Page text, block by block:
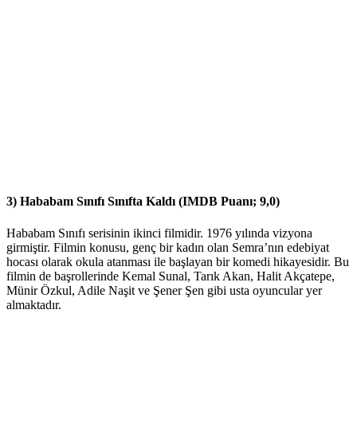
3) Hababam Sınıfı Sınıfta Kaldı (IMDB Puanı; 9,0)
Hababam Sınıfı serisinin ikinci filmidir. 1976 yılında vizyona
girmiştir. Filmin konusu, genç bir kadın olan Semra’nın edebiyat
hocası olarak okula atanması ile başlayan bir komedi hikayesidir. Bu
filmin de başrollerinde Kemal Sunal, Tarık Akan, Halit Akçatepe,
Münir Özkul, Adile Naşit ve Şener Şen gibi usta oyuncular yer
almaktadır.